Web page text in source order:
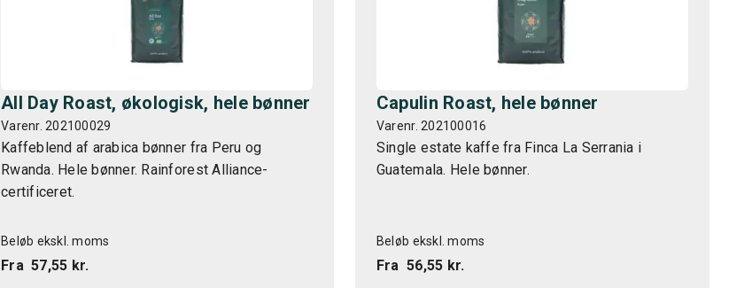
All Day Roast, økologisk, hele bønner
Varenr. 202100029
Kaffeblend af arabica bønner fra Peru og
Rwanda. Hele bønner. Rainforest Alliance-
certificeret.
Beløb ekskl. moms
Fra 57,55 kr.
Capulin Roast, hele bønner
Varenr. 202100016
Single estate kaffe fra Finca La Serrania i
Guatemala. Hele bønner.
Beløb ekskl. moms
Fra 56,55 kr.